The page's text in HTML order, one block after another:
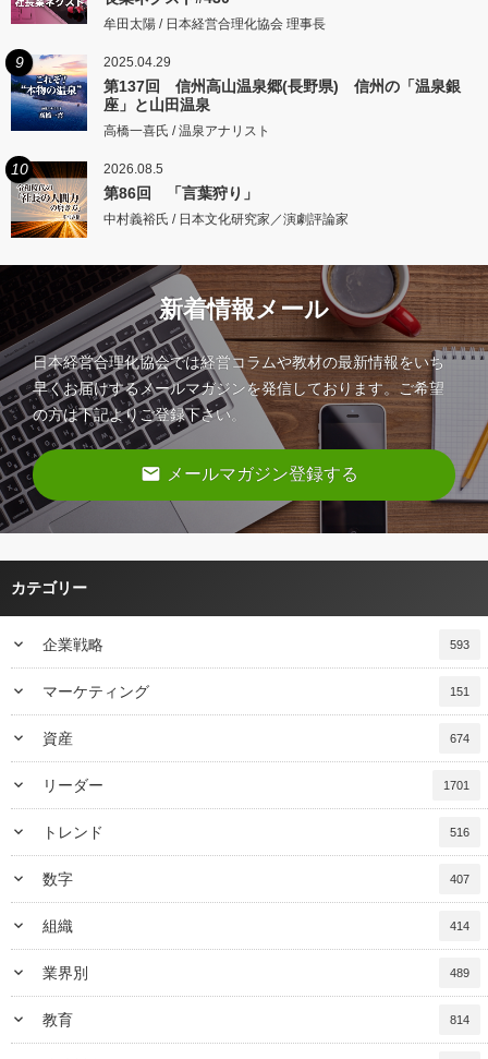
牟田太陽 / 日本経営合理化協会 理事長
9 2025.04.29
第137回 信州高山温泉郷(長野県) 信州の「温泉銀
座」と山田温泉
高橋一喜氏 / 温泉アナリスト
10 2026.08.5
第86回 「言葉狩り」
中村義裕氏 / 日本文化研究家／演劇評論家
新着情報メール
日本経営合理化協会では経営コラムや教材の最新情報をいち
早くお届けするメールマガジンを発信しております。ご希望
の方は下記よりご登録下さい。
email メールマガジン登録する
カテゴリー
keyboard_arrow_down 企業戦略 593
keyboard_arrow_down マーケティング 151
keyboard_arrow_down 資産 674
keyboard_arrow_down リーダー 1701
keyboard_arrow_down トレンド 516
keyboard_arrow_down 数字 407
keyboard_arrow_down 組織 414
keyboard_arrow_down 業界別 489
keyboard_arrow_down 教育 814